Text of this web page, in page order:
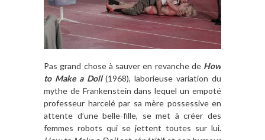
Pas grand chose à sauver en revanche de How
to Make a Doll (1968), laborieuse variation du
mythe de Frankenstein dans lequel un empoté
professeur harcelé par sa mère possessive en
attente d’une belle-fille, se met à créer des
femmes robots qui se jettent toutes sur lui.